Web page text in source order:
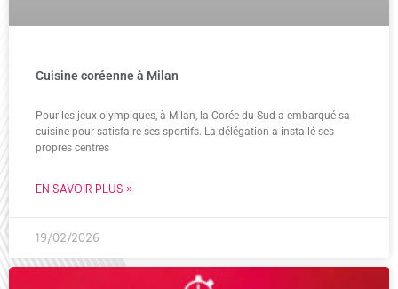
Cuisine coréenne à Milan
Pour les jeux olympiques, à Milan, la Corée du Sud a embarqué sa
cuisine pour satisfaire ses sportifs. La délégation a installé ses
propres centres
EN SAVOIR PLUS »
19/02/2026